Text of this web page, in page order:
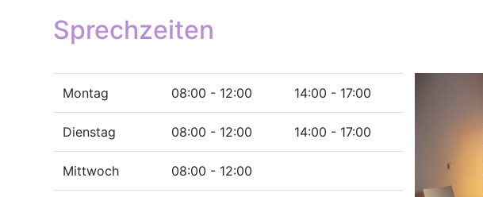
Sprechzeiten
Montag 08:00 - 12:00 14:00 - 17:00
Dienstag 08:00 - 12:00 14:00 - 17:00
Mittwoch 08:00 - 12:00